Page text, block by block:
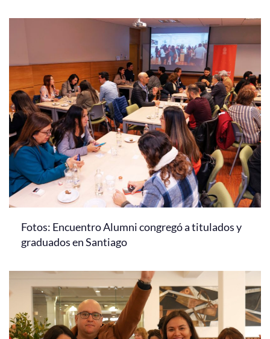
Fotos: Encuentro Alumni congregó a titulados y
graduados en Santiago